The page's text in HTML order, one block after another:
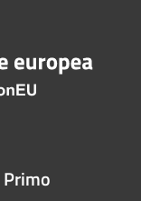
Primo